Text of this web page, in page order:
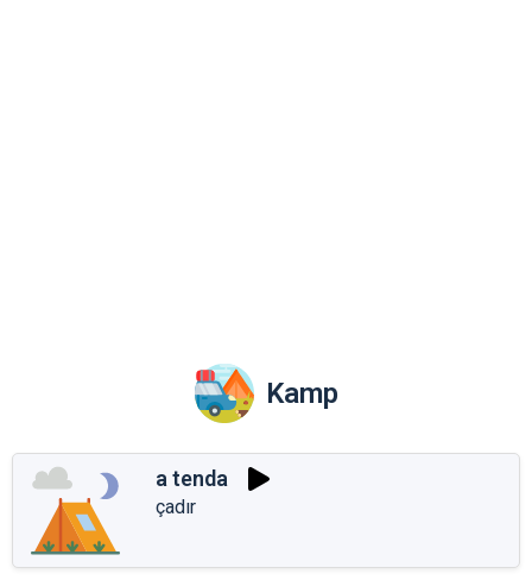
Kamp
a tenda
çadır